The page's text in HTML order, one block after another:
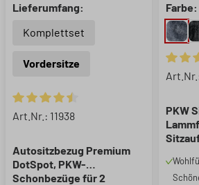
Lieferumfang:
Komplettset
Vordersitze
Durchschnittliche Bewertung von
Art.Nr.: 11938
Autositzbezug Premium
DotSpot, PKW-
Schonbezüge für 2
Farbe:
PKW
Stück